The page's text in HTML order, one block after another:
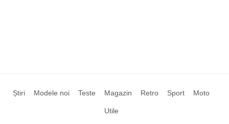
Știri Modele noi Teste Magazin Retro Sport Moto
Utile